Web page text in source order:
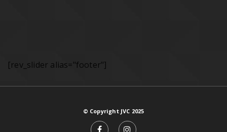
[rev_slider alias="footer"]
© Copyright JVC 2025